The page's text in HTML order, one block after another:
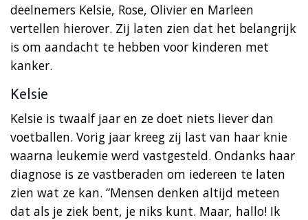
deelnemers Kelsie, Rose, Olivier en Marleen
vertellen hierover. Zij laten zien dat het belangrijk
is om aandacht te hebben voor kinderen met
kanker.
Kelsie
Kelsie is twaalf jaar en ze doet niets liever dan
voetballen. Vorig jaar kreeg zij last van haar knie
waarna leukemie werd vastgesteld. Ondanks haar
diagnose is ze vastberaden om iedereen te laten
zien wat ze kan. “Mensen denken altijd meteen
dat als je ziek bent, je niks kunt. Maar, hallo! Ik